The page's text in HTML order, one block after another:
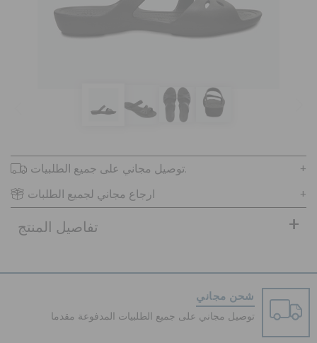
كروكس لمكان العمل
تسجيل الدخول / اشتراك
حالة الطلبية
توصيل مجاني على جميع الطلبيات.
ارجاع مجاني لجميع الطلبات
تفاصيل المنتج
شحن مجاني
توصيل مجاني على جميع الطلبيات المدفوعة مقدما